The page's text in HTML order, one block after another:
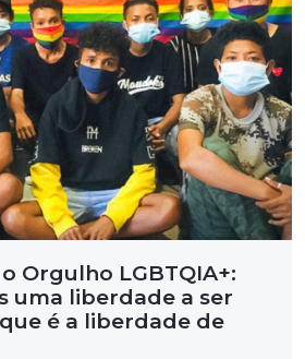
Orgulho LGBTQIA+:
uma liberdade a ser
é a liberdade de